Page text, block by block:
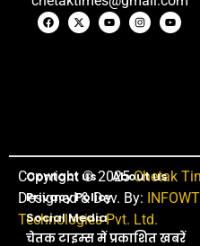
Contact us
About us
Privacy Policy
Social Media
चेतक टाइम्स में प्रकाशित खबरें
Copyright © 2025Chetak
Designed & Dev. By:
Technologies Pvt. Ltd.